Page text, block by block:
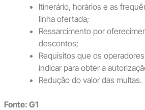
Itinerário, horários e as
linha ofertada;
Ressarcimento por
descontos;
Requisitos que os
indicar para obter a
Redução do valor das multas.
Fonte: G1